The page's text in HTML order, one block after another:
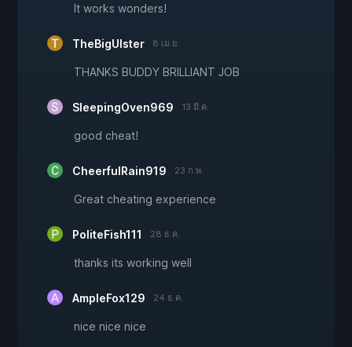
It works wonders!
TheBigUlster 8 เม.ย.
THANKS BUDDY BRILLIANT JOB
SleepingOven969 13 มี.ค.
good cheat!
CheerfulRain919 23 ก.พ.
Great cheating experience
PoliteFish111 28 ธ.ค.
thanks its working well
AmpleFox129 24 ธ.ค.
nice nice nice